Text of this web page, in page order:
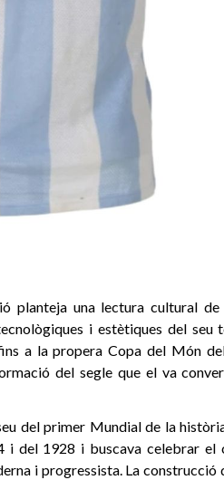
planteja una lectura cultural
i estètiques del seu
a la propera Copa del Món
del segle que el va
del primer Mundial de la
i del 1928 i buscava celebrar el
i progressista. La construcció